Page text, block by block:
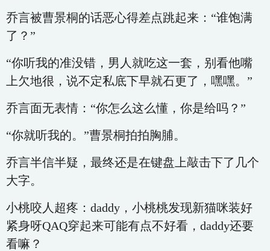
乔言被曹景桐的话恶心得差点跳起来：“谁饱满
了？”
“你听我的准没错，男人就吃这一套，别看他嘴
上欠地很，说不定私底下早就石更了，嘿嘿。”
乔言面无表情：“你怎么这么懂，你是给吗？”
“你就听我的。”曹景桐拍拍胸脯。
乔言半信半疑，最终还是在键盘上敲击下了几个
大字。
小桃咬人超疼：daddy，小桃桃发现新猫咪装好
紧身呀QAQ穿起来可能有点不好看，daddy还要
看嘛？